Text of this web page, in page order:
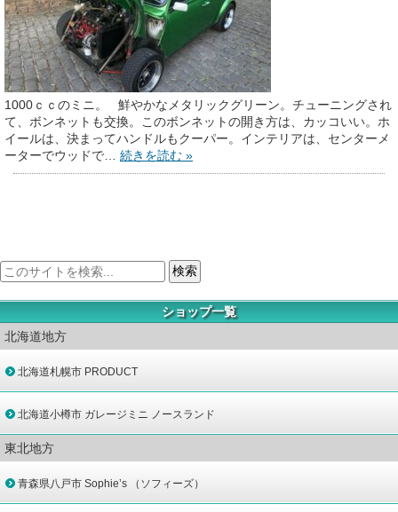
1000ｃｃのミニ。 鮮やかなメタリックグリーン。チューニングされ
て、ボンネットも交換。このボンネットの開き方は、カッコいい。ホ
イールは、決まってハンドルもクーパー。インテリアは、センターメ
ーターでウッドで… 続きを読む »
ショップ一覧
北海道地方
北海道札幌市 PRODUCT
北海道小樽市 ガレージミニ ノースランド
東北地方
青森県八戸市 Sophie’s （ソフィーズ）